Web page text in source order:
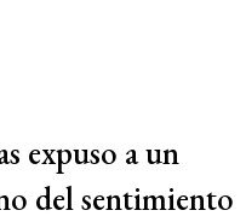
expuso a un
del sentimiento